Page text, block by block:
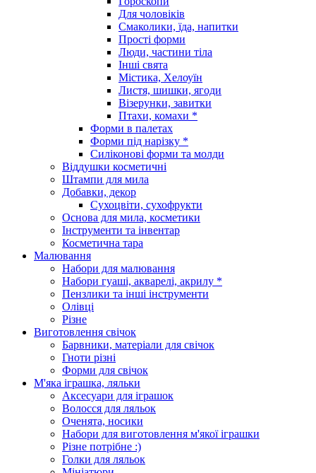
Для чоловіків
Смаколики, їда, напитки
Прості форми
Люди, частини тіла
Інші свята
Містика, Хелоуїн
Листя, шишки, ягоди
Візерунки, завитки
Птахи, комахи *
Форми в палетах
Форми під нарізку *
Силіконові форми та молди
Віддушки косметичні
Штампи для мила
Добавки, декор
Сухоцвіти, сухофрукти
Основа для мила, косметики
Інструменти та інвентар
Косметична тара
Малювання
Набори для малювання
Набори гуаші, акварелі, акрилу *
Пензлики та інші інструменти
Олівці
Різне
Виготовлення свічок
Барвники, матеріали для свічок
Гноти різні
Форми для свічок
М'яка іграшка, ляльки
Аксесуари для іграшок
Волосся для ляльок
Оченята, носики
Набори для виготовлення м'якої іграшки
Різне потрібне :)
Голки для ляльок